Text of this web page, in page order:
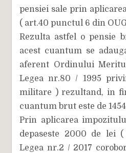
pensiei sale prin
( art.40 punctul 6 din
Rezulta astfel o pensie
acest cuantum se
aferent Ordinului
Legea nr.80 / 1995
militare ) rezultand, in
cuantum brut este de
Prin aplicarea
depaseste 2000 de lei
Legea nr.2 / 2017